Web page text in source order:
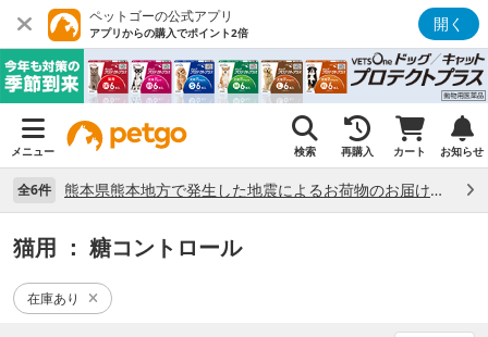
ペットゴーの公式アプリ
アプリからの購入でポイント2倍 開く
メニュー 検索 再購入 カート お知らせ
全6件 熊本県熊本地方で発生した地震によるお荷物のお届け状況について （7/28）
猫用 ： 糖コントロール
在庫あり